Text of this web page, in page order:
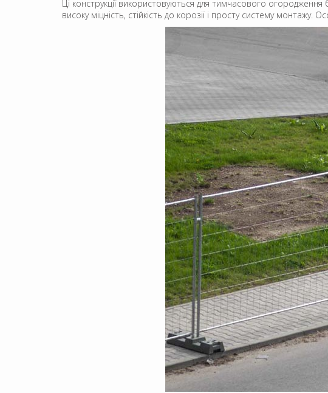
Ці конструкції використовуються для тимчасового огородження
високу міцність, стійкість до корозії і просту систему